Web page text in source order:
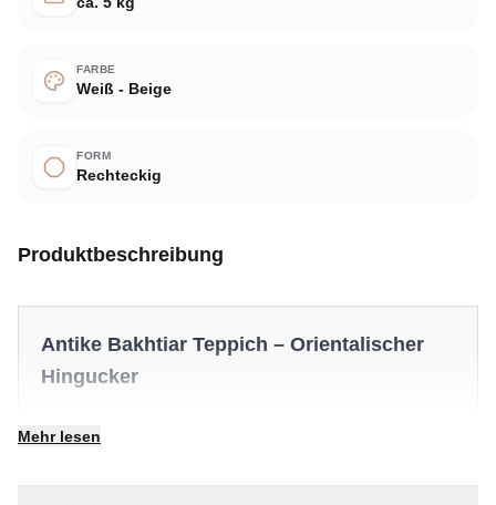
FARBE
Weiß - Beige
FORM
Rechteckig
Produktbeschreibung
Antike Bakhtiar Teppich – Orientalischer
Hingucker
✔ Passt zu moderner und klassischer Einrichtung
Mehr lesen